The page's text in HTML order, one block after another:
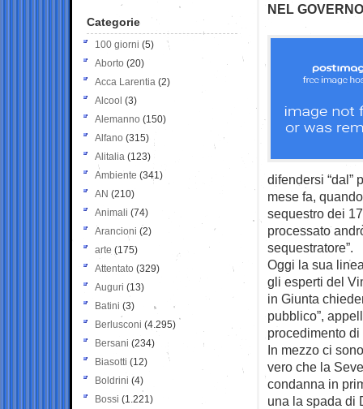
NEL GOVERNO
difendersi “dal”
mese fa,
sequestro dei
processato
sequestratore”.
Oggi la sua
gli esperti del
in Giunta
pubblico”,
procedimento
In mezzo ci
vero che la
condanna in
una la spada di
Categorie
100 giorni (5)
Aborto (20)
Acca Larentia (2)
Alcool (3)
Alemanno (150)
Alfano (315)
Alitalia (123)
Ambiente (341)
AN (210)
Animali (74)
Arancioni (2)
arte (175)
Attentato (329)
Auguri (13)
Batini (3)
Berlusconi (4.295)
Bersani (234)
Biasotti (12)
Boldrini (4)
Bossi (1.221)